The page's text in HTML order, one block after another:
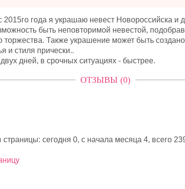
года я украшаю невест Новороссийска и
быть неповторимой невестой,
торжества. Также украшение может быть
и стиля прически..
дней, в срочных ситуациях - быстрее.
ОТЗЫВЫ (0)
страницы: сегодня 0, с начала месяца 4, всего